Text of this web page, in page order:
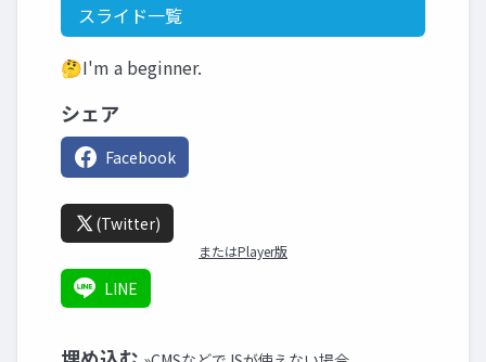
スライド一覧
🤔I'm a beginner.
シェア
Facebook
(Twitter)
またはPlayer版
LINE